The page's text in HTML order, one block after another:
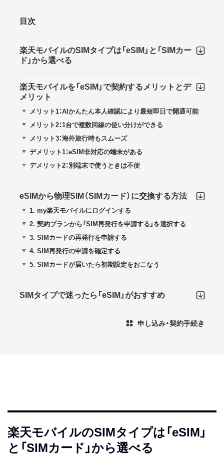
目次
楽天モバイルのSIMタイプは「eSIM」と「SIMカー
ド」から選べる
楽天モバイルを「eSIM」で契約するメリットとデ
メリット
メリット1：AIかんたん本人確認により最短即日で開通可能
メリット2：1台で複数回線の使い分けができる
メリット3：海外旅行時もスムーズ
デメリット1：eSIM非対応の端末がある
デメリット2：別端末で使うときは不便
eSIMから物理SIM（SIMカード）に交換する方法
1. my楽天モバイルにログインする
2. 契約プランから「SIM再発行を申請する」を選択する
3. SIMカードの再発行を申請する
4. SIM再発行の申請を確定する
5. SIMカードが届いたら初期設定をおこなう
SIMタイプで迷ったら「eSIM」がおすすめ
申し込み・契約手続き
楽天モバイルのSIMタイプは「eSIM」
と「SIMカード」から選べる